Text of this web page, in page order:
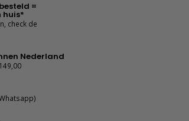
=
huis*
check de
Nederland